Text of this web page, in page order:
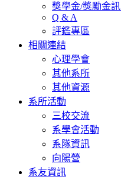
獎學金/獎勵金
Q & A
評鑑專區
相關連結
心理學會
其他系所
其他資源
系所活動
三校交流
系學會活動
系隊資訊
向陽營
系友資訊